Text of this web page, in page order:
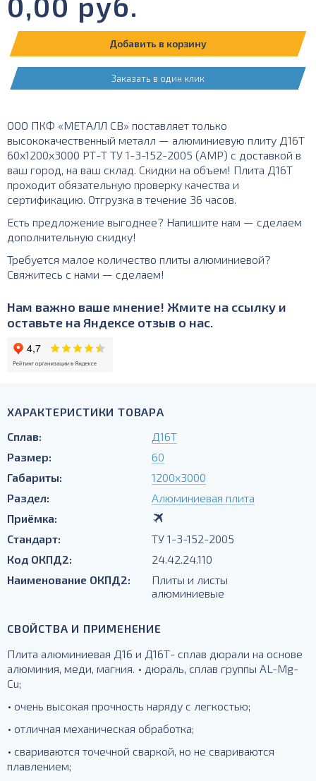
Добавить в корзину
Заказать в один клик
ООО ПКФ «МЕТАЛЛ СВ» поставляет только
высококачественный металл — алюминиевую плиту Д16Т
60х1200х3000 РТ-Т ТУ 1-3-152-2005 (АМР) с доставкой в
ваш город, на ваш склад. Скидки на объем! Плита Д16Т
проходит обязательную проверку качества и
сертификацию. Отгрузка в течение 36 часов.
Есть предложение выгоднее? Напишите нам — сделаем
дополнительную скидку!
Требуется малое количество плиты алюминиевой?
Свяжитесь с нами — сделаем!
Нам важно ваше мнение! Жмите на ссылку и
оставьте на Яндексе отзыв о нас.
ХАРАКТЕРИСТИКИ ТОВАРА
Сплав:
Д16Т
Размер:
60
Габариты:
1200х3000
Раздел:
Алюминиевая плита
Приёмка:
Стандарт:
ТУ 1-3-152-2005
Код ОКПД2:
24.42.24.110
Наименование ОКПД2:
Плиты и листы
алюминиевые
СВОЙСТВА И ПРИМЕНЕНИЕ
Плита алюминиевая Д16 и Д16Т- сплав дюрали на основе
алюминия, меди, магния. • дюраль, сплав группы AL-Mg-
Cu;
• очень высокая прочность наряду с легкостью;
• отличная механическая обработка;
• свариваются точечной сваркой, но не свариваются
плавлением;